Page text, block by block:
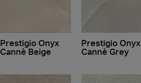
Prestigio Onyx
Cannè Beige
Prestigio Onyx
Cannè Grey